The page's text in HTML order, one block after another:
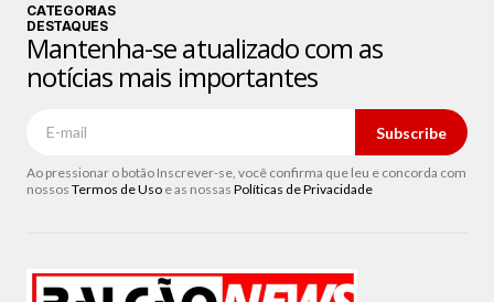
CATEGORIAS
DESTAQUES
Mantenha-se atualizado com as
notícias mais importantes
Subscribe
Ao pressionar o botão Inscrever-se, você confirma que leu e concorda com
nossos Termos de Uso e as nossas Políticas de Privacidade